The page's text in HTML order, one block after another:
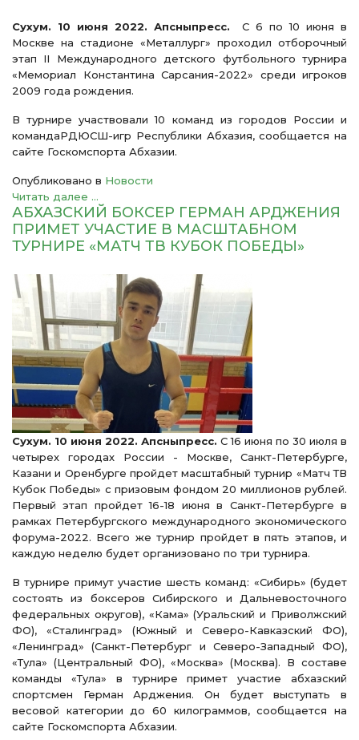
Сухум. 10 июня 2022. Апсныпресс. С 6 по 10 июня в
Москве на стадионе «Металлург» проходил отборочный
этап II Международного детского футбольного турнира
«Мемориал Константина Сарсания-2022» среди игроков
2009 года рождения.
В турнире участвовали 10 команд из городов России и
командаРДЮСШ-игр Республики Абхазия, сообщается на
сайте Госкомспорта Абхазии.
Опубликовано в Новости
Читать далее ...
АБХАЗСКИЙ БОКСЕР ГЕРМАН АРДЖЕНИЯ
ПРИМЕТ УЧАСТИЕ В МАСШТАБНОМ
ТУРНИРЕ «МАТЧ ТВ КУБОК ПОБЕДЫ»
Сухум. 10 июня 2022. Апсныпресс. С 16 июня по 30 июля в
четырех городах России - Москве, Санкт-Петербурге,
Казани и Оренбурге пройдет масштабный турнир «Матч ТВ
Кубок Победы» с призовым фондом 20 миллионов рублей.
Первый этап пройдет 16-18 июня в Санкт-Петербурге в
рамках Петербургского международного экономического
форума-2022. Всего же турнир пройдет в пять этапов, и
каждую неделю будет организовано по три турнира.
В турнире примут участие шесть команд: «Сибирь» (будет
состоять из боксеров Сибирского и Дальневосточного
федеральных округов), «Кама» (Уральский и Приволжский
ФО), «Сталинград» (Южный и Северо-Кавказский ФО),
«Ленинград» (Санкт-Петербург и Северо-Западный ФО),
«Тула» (Центральный ФО), «Москва» (Москва). В составе
команды «Тула» в турнире примет участие абхазский
спортсмен Герман Арджения. Он будет выступать в
весовой категории до 60 килограммов, сообщается на
сайте Госкомспорта Абхазии.